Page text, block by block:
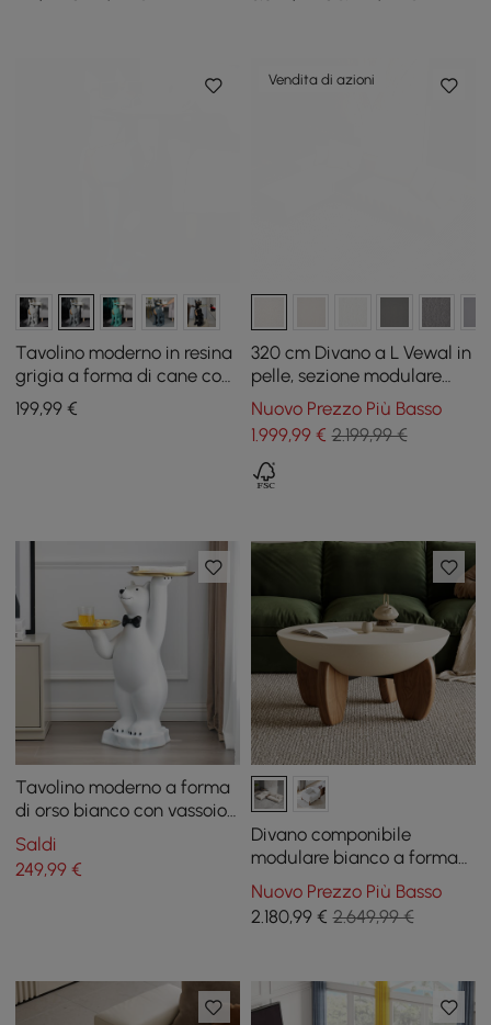
Tavolino moderno in resina
grigia a forma di cane con
vassoio e portafazzoletti
199,99 €
Vendita di azioni
320 cm Divano a L Vewal in
pelle, sezione modulare
con chaise longue e pouf
Nuovo Prezzo Più Basso
1.999,99€ 2.199,99 €
Tavolino moderno a forma
di orso bianco con vassoio
a più livelli in resina dorata
Saldi
249,99 €
Divano componibile
modulare bianco a forma
di L da 126 pollici con
contenitore e tavolino da
caffè in cemento
Nuovo Prezzo Più Basso
2.180,99€ 2.649,99 €